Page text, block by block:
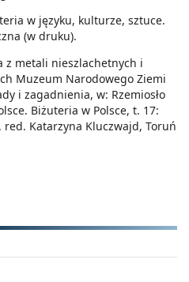
w języku, kulturze, sztuce.
(w druku).
z metali nieszlachetnych i
Muzeum Narodowego Ziemi
i zagadnienia, w: Rzemiosło
Biżuteria w Polsce, t. 17:
red. Katarzyna Kluczwajd, Toruń